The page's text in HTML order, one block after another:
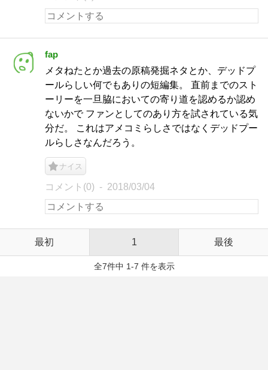
fap
メタねたとか過去の原稿発掘ネタとか、デッドプ
ールらしい何でもありの短編集。 直前までのスト
ーリーを一旦脇においての寄り道を認めるか認め
ないかで ファンとしてのあり方を試されている気
分だ。 これはアメコミらしさではなくデッドプー
ルらしさなんだろう。
ナイス
コメント(0) 2018/03/04
最初 1 最後
全7件中 1-7 件を表示